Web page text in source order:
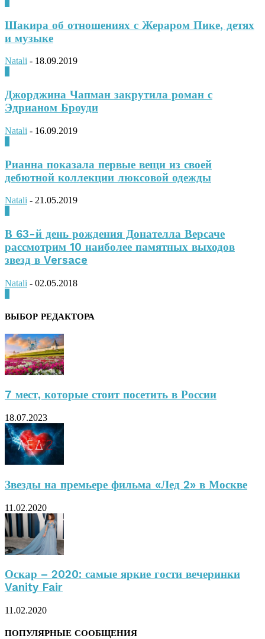
Шакира об отношениях с Жераром Пике, детях
и музыке
Natali - 18.09.2019
Джорджина Чапман закрутила роман с
Эдрианом Броуди
Natali - 16.09.2019
Рианна показала первые вещи из своей
дебютной коллекции люксовой одежды
Natali - 21.05.2019
В 63-й день рождения Донателла Версаче
рассмотрим 10 наиболее памятных выходов
звезд в Versace
Natali - 02.05.2018
ВЫБОР РЕДАКТОРА
7 мест, которые стоит посетить в России
18.07.2023
Звезды на премьере фильма «Лед 2» в Москве
11.02.2020
Оскар – 2020: самые яркие гости вечеринки
Vanity Fair
11.02.2020
ПОПУЛЯРНЫЕ СООБЩЕНИЯ